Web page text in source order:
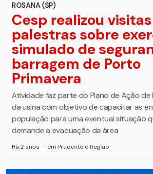
ROSANA (SP)
Cesp realizou
palestras sobre
simulado de
barragem de Porto
Primavera
Atividade faz parte do Plano de Ação de
da usina com objetivo de capacitar as
população para uma eventual situação
demande a evacuação da área
Há 2 anos — em Prudente e Região